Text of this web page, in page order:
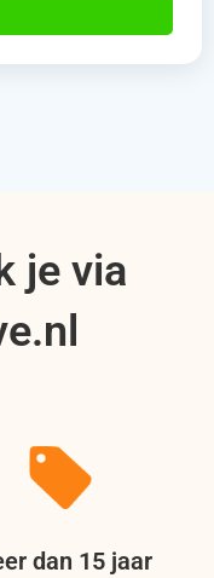
je via
dan 15 jaar